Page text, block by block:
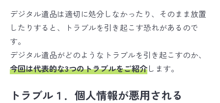
デジタル遺品は適切に処分しなかったり、そのまま放置
したりすると、トラブルを引き起こす恐れがあるので
す。
デジタル遺品がどのようなトラブルを引き起こすのか、
今回は代表的な3つのトラブルをご紹介します。
トラブル１．個人情報が悪用される